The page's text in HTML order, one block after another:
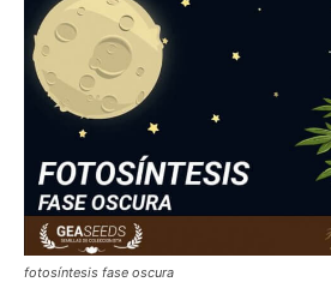
fotosíntesis fase oscura